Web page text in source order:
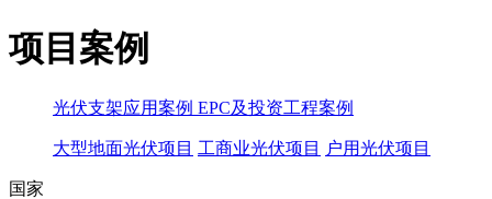
项目案例
光伏支架应用案例 EPC及投资工程案例
大型地面光伏项目 工商业光伏项目 户用光伏项目
国家